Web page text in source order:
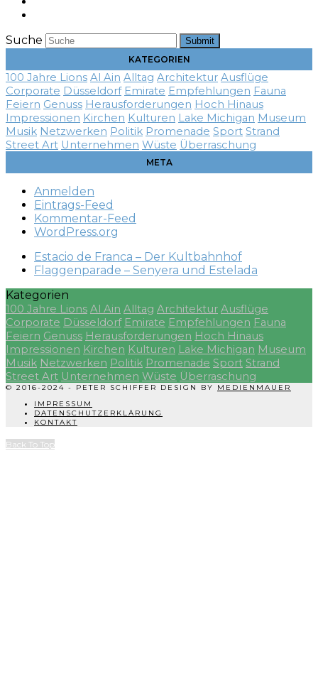
Suche
Submit
KATEGORIEN
100 Jahre Lions Al Ain Alltag Architektur Ausflüge
Corporate Düsseldorf Emirate Empfehlungen Fauna
Feiern Genuss Herausforderungen Hoch Hinaus
Impressionen Kirchen Kulturen Lake Michigan Museum
Musik Netzwerken Politik Promenade Sport Strand
Street Art Unternehmen Wüste Überraschung
META
Anmelden
Eintrags-Feed
Kommentar-Feed
WordPress.org
Estacio de Franca – Der Kultbahnhof
Flaggenparade – Senyera und Estelada
Kategorien
100 Jahre Lions Al Ain Alltag Architektur Ausflüge
Corporate Düsseldorf Emirate Empfehlungen Fauna
Feiern Genuss Herausforderungen Hoch Hinaus
Impressionen Kirchen Kulturen Lake Michigan Museum
Musik Netzwerken Politik Promenade Sport Strand
Street Art Unternehmen Wüste Überraschung
© 2016-2024 - PETER SCHIFFER DESIGN BY MEDIENMAUER
IMPRESSUM
DATENSCHUTZERKLÄRUNG
KONTAKT
Back To Top